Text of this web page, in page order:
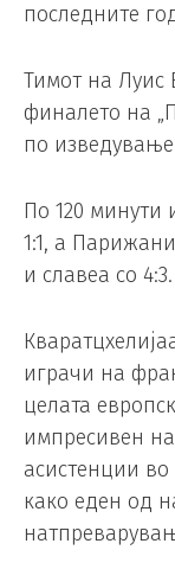
последните
Тимот на Луис
финалето на
по
По 120 минути
1:1, а
и славеа со 4:3.
играчи на
целата
импресивен
асистенции
како еден од